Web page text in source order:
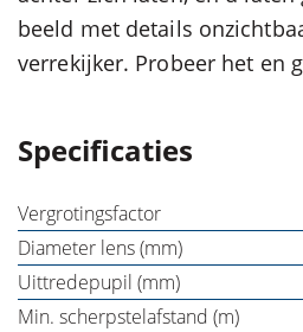
beeld met details
verrekijker. Probeer het en
Specificaties
Vergrotingsfactor
Diameter lens (mm)
Uittredepupil (mm)
Min. scherpstelafstand (m)